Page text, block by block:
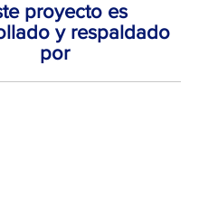
proyecto es
y respaldado
por